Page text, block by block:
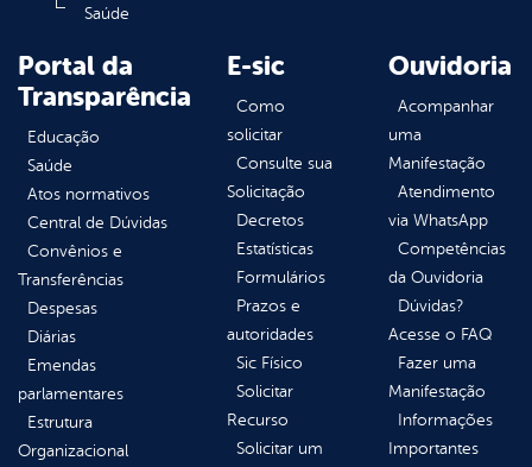
Saúde
Portal da
Transparência
Educação
Saúde
Atos normativos
Central de Dúvidas
Convênios e
Transferências
Despesas
Diárias
Emendas
parlamentares
Estrutura
Organizacional
E-sic
Como
solicitar
Consulte sua
Solicitação
Decretos
Estatísticas
Formulários
Prazos e
autoridades
Sic Físico
Solicitar
Recurso
Solicitar um
Ouvidoria
Acompanhar
uma
Manifestação
Atendimento
via WhatsApp
Competências
da Ouvidoria
Dúvidas?
Acesse o FAQ
Fazer uma
Manifestação
Informações
Importantes